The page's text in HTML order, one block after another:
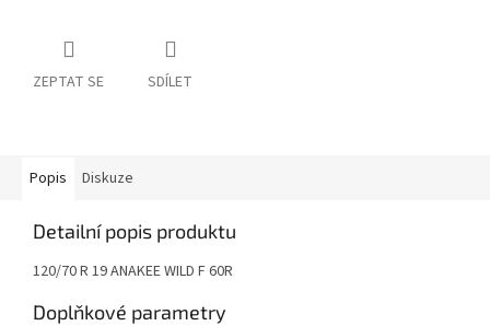
ZEPTAT SE SDÍLET
Popis Diskuze
Detailní popis produktu
120/70 R 19 ANAKEE WILD F 60R
Doplňkové parametry